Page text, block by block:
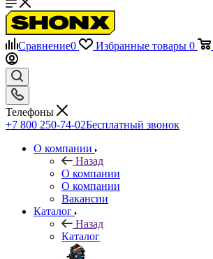
Сравнение0 Избранные товары 0
Телефоны
+7 800 250-74-02Бесплатный звонок
О компании
Назад
О компании
О компании
Вакансии
Каталог
Назад
Каталог